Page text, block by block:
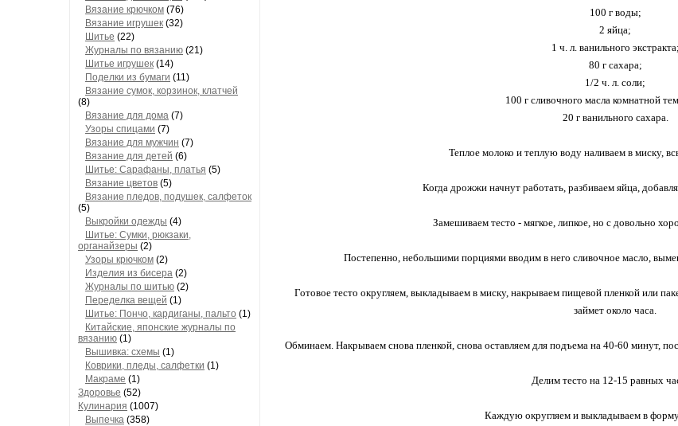
Вязание крючком (76)
Вязание игрушек (32)
Шитье (22)
Журналы по вязанию (21)
Шитье игрушек (14)
Поделки из бумаги (11)
Вязание сумок, корзинок, клатчей
(8)
Вязание для дома (7)
Узоры спицами (7)
Вязание для мужчин (7)
Вязание для детей (6)
Шитье: Сарафаны, платья (5)
Вязание цветов (5)
Вязание пледов, подушек, салфеток
(5)
Выкройки одежды (4)
Шитье: Сумки, рюкзаки,
органайзеры (2)
Узоры крючком (2)
Изделия из бисера (2)
Журналы по шитью (2)
Переделка вещей (1)
Шитье: Пончо, кардиганы, пальто (1)
Китайские, японские журналы по
вязанию (1)
Вышивка: схемы (1)
Коврики, пледы, салфетки (1)
Макраме (1)
Здоровье (52)
Кулинария (1007)
Выпечка (358)
100 г воды;
2 яйца;
1 ч. л. ванильного экстракта;
80 г сахара;
1/2 ч. л. соли;
100 г сливочного масла комнатной
20 г ванильного сахара.
Теплое молоко и теплую воду наливаем в миску,
Когда дрожжи начнут работать, разбиваем яйца,
Замешиваем тесто - мягкое, липкое, но с довольно
Постепенно, небольшими порциями вводим в него сливочное масло,
Готовое тесто округляем, выкладываем в миску, накрываем пищевой пленкой или
займет около часа.
Обминаем. Накрываем снова пленкой, снова оставляем для подъема на 40-60 минут,
Делим тесто на 12-15 равных
Каждую округляем и выкладываем в форму